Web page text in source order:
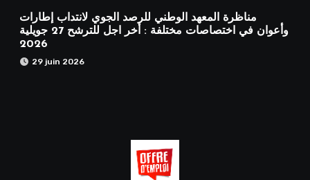
مناظرة المعهد الوطني للرصد الجوي لانتداب إطارات
وأعوان في اختصاصات مختلفة : أخر اجل للترشح 27 جويلية
2026
29 juin 2026